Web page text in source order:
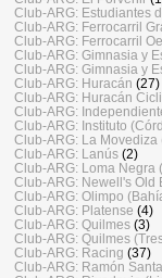
Club-ARG: Estudiantes
Club-ARG: Ferrocarril
Club-ARG: Ferrocarril
Club-ARG: Gimnasia y
Club-ARG: Gimnasia y
Club-ARG: Huracán (27)
Club-ARG: Huracán
Club-ARG:
Club-ARG: Instituto
Club-ARG: La Movediza
Club-ARG: Lanús (2)
Club-ARG: Loma Negra
Club-ARG: Newell's Old
Club-ARG: Olimpo
Club-ARG: Platense (4)
Club-ARG: Quilmes (3)
Club-ARG: Quilmes
Club-ARG: Racing (37)
Club-ARG: Ramón